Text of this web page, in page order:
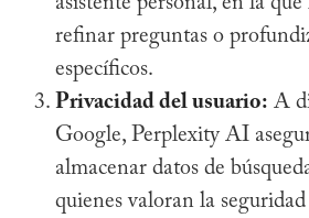
refinar preguntas o
específicos.
Privacidad del usuario: A
Google, Perplexity AI
almacenar datos de
quienes valoran la